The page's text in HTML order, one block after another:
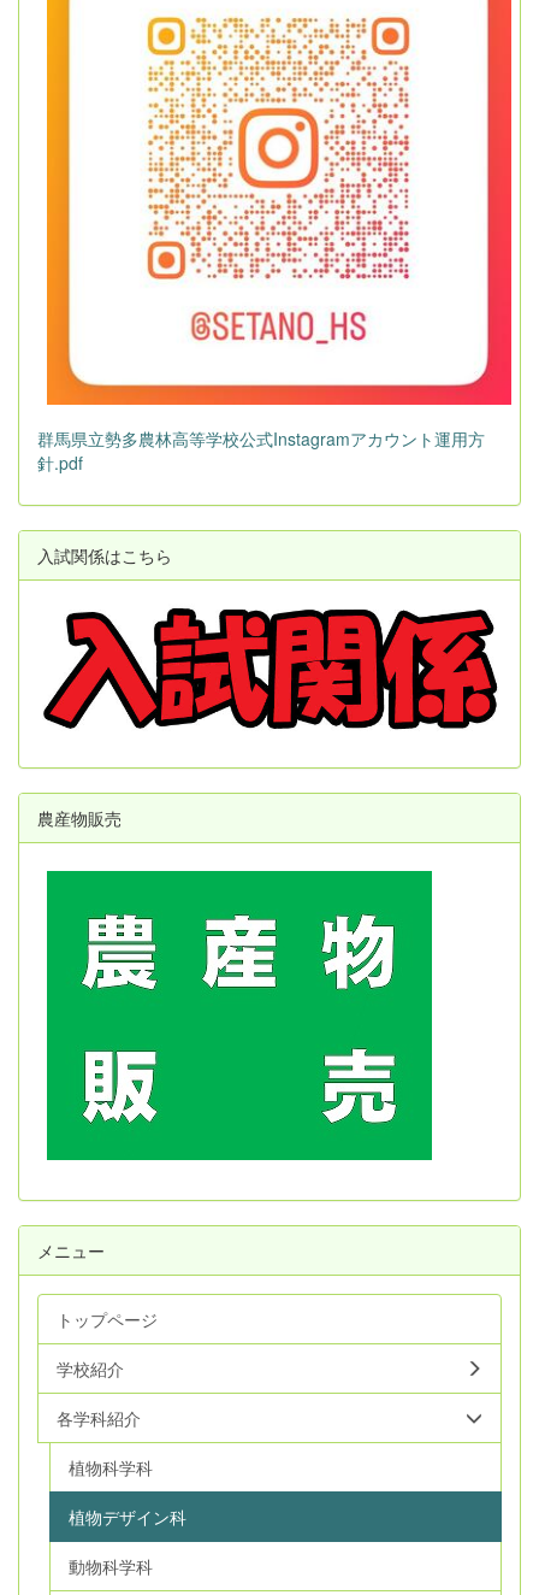
群馬県立勢多農林高等学校公式Instagramアカウント運用方
針.pdf
入試関係はこちら
農産物販売
メニュー
トップページ
学校紹介
各学科紹介
植物科学科
植物デザイン科
動物科学科